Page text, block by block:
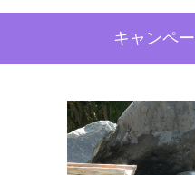
キャンペ